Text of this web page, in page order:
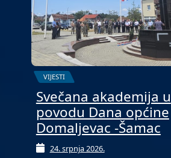
VIJESTI
Svečana akademija u
povodu Dana općine
Domaljevac -Šamac
24. srpnja 2026.